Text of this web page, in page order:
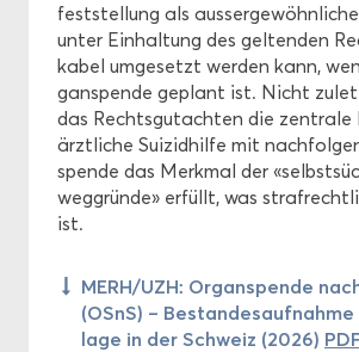
fest­stel­lung als
unter Ein­hal­tung des gel­ten­den
ka­bel um­ge­setzt wer­den kann,
gan­spen­de ge­plant ist. Nicht
das Rechts­gut­ach­ten die zen­tra­le
ärzt­li­che Sui­zid­hil­fe mit
spen­de das Merk­mal der
weg­grün­de» er­füllt, was
ist.
MERH/UZH: Or­gan­spen­de
(OSnS) –
la­ge in der Schweiz (2026)